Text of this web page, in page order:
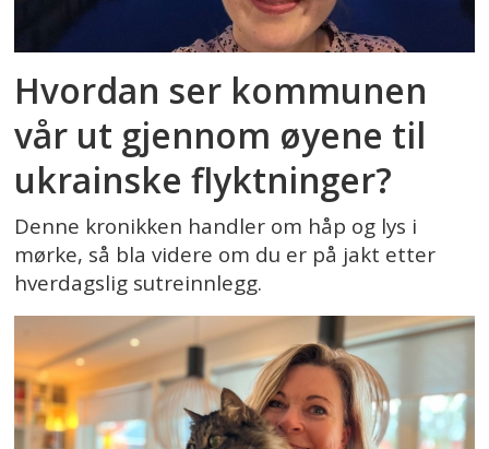
Hvordan ser kommunen
vår ut gjennom øyene til
ukrainske flyktninger?
Denne kronikken handler om håp og lys i
mørke, så bla videre om du er på jakt etter
hverdagslig sutreinnlegg.